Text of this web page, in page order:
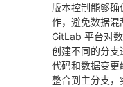
版本控制能够
作，避免数据混
GitLab 平台对
创建不同的分支
代码和数据变更
整合到主分支，